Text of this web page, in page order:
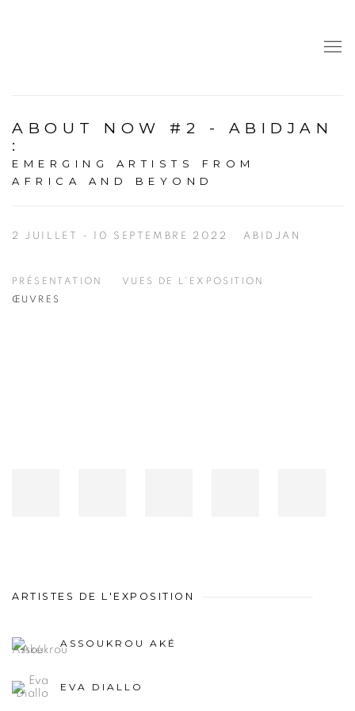
ABOUT NOW #2 - ABIDJAN
:
EMERGING ARTISTS FROM
AFRICA AND BEYOND
2 JUILLET - 10 SEPTEMBRE 2022 ABIDJAN
PRÉSENTATION
VUES DE L'EXPOSITION
ŒUVRES
ARTISTES DE L'EXPOSITION
ASSOUKROU AKÉ
EVA DIALLO